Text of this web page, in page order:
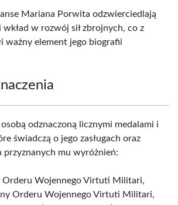
Mariana Porwita odzwierciedlają
w rozwój sił zbrojnych, co z
ważny element jego biografii
odznaczoną licznymi medalami i
świadczą o jego zasługach oraz
przyznanych mu wyróżnień:
Orderu Wojennego Virtuti Militari,
Orderu Wojennego Virtuti Militari,